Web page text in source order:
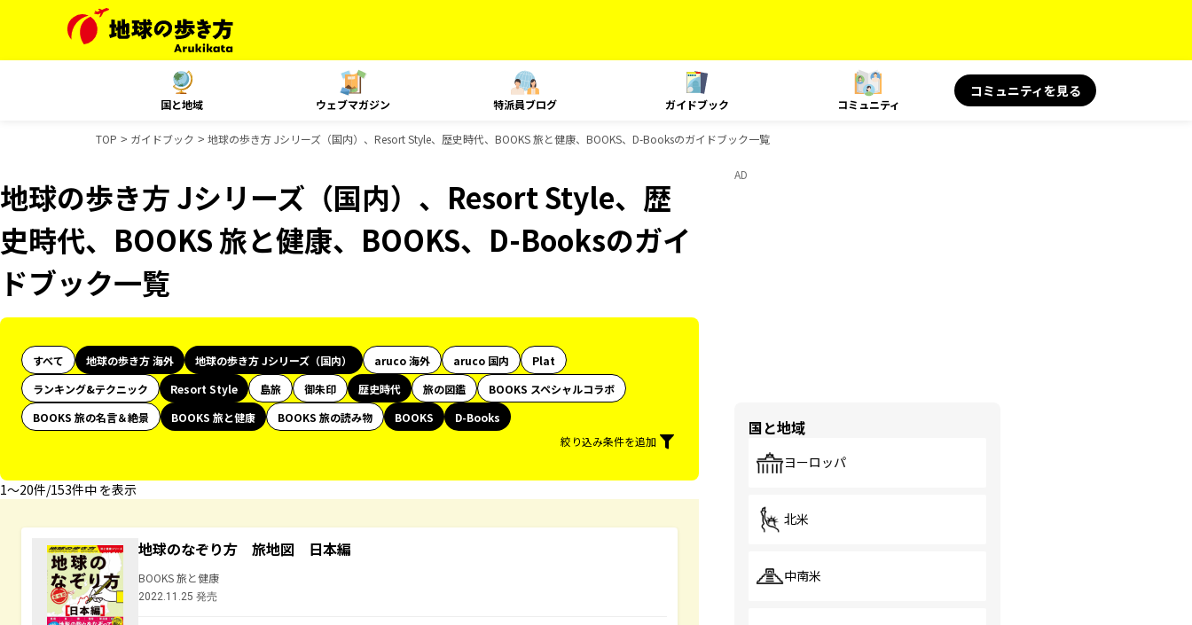
国と地域 ウェブマガジン 特派員ブログ ガイドブック コミュニティ
コミュニティを見る
TOP ガイドブック 地球の歩き方 Jシリーズ（国内）、Resort Style、歴史時代、BOOKS 旅と健康、BOOKS、D-Booksのガイドブック一覧
地球の歩き方 Jシリーズ（国内）、Resort Style、歴
史時代、BOOKS 旅と健康、BOOKS、D-Booksのガイ
ドブック一覧
すべて 地球の歩き方 海外 地球の歩き方 Jシリーズ（国内） aruco 海外 aruco 国内
Plat
ランキング&テクニック
Resort Style 島旅 御朱印 歴史時代 旅の図鑑
BOOKS スペシャルコラボ
BOOKS 旅の名言＆絶景
BOOKS 旅と健康 BOOKS 旅の読み物 BOOKS
D-Books
絞り込み条件を追加
1〜20件/153件中 を表示
地球のなぞり方 旅地図 日本編
BOOKS 旅と健康
2022.11.25 発売
AD
国と地域
ヨーロッパ
北米
中南米